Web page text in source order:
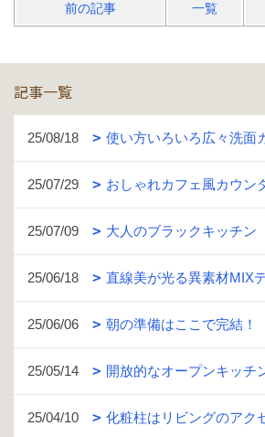
前の記事 一覧
記事一覧
25/08/18 使い方いろいろ広々洗面
25/07/29 おしゃれカフェ風カウン
25/07/09 大人のブラックキッチン
25/06/18 直線美が光る異素材MIX
25/06/06 朝の準備はここで完結！
25/05/14 開放的なオープンキッチ
25/04/10 化粧柱はリビングのアク